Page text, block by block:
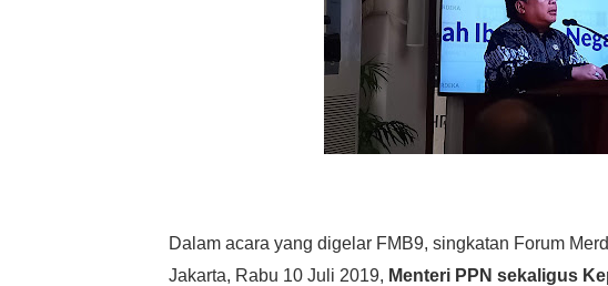
Dalam acara yang digelar FMB9, singkatan Forum
Jakarta, Rabu 10 Juli 2019, Menteri PPN sekaligus